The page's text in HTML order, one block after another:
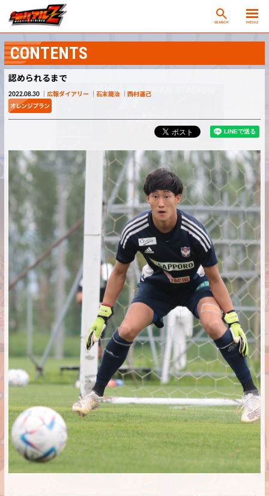
SEARCH MENU
CONTENTS
認められるまで
2022.08.30 広報ダイアリー 石末龍治 西村遥己